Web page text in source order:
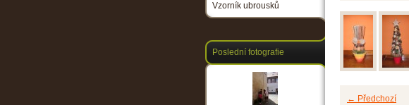
← Předchozí
Vzorník ubrousků
Poslední fotografie